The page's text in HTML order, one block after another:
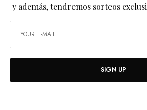
y además, tendremos sorteos
SIGN UP